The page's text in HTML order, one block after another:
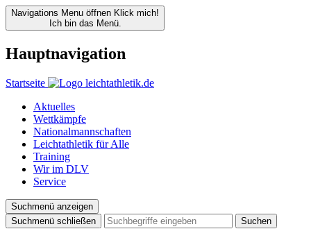
Navigations Menu öffnen Klick mich!
Ich bin das Menü.
Hauptnavigation
Startseite
Aktuelles
Wettkämpfe
Nationalmannschaften
Leichtathletik für Alle
Training
Wir im DLV
Service
Suchmenü anzeigen
Suchmenü schließen
Suchen